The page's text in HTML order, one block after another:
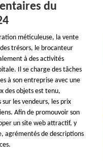
du
méticuleuse, la vente
trésors, le brocanteur
à des activités
Il se charge des tâches
à son entreprise avec une
des objets est tenu,
les vendeurs, les prix
Afin de promouvoir son
un site web attractif, y
agrémentés de descriptions